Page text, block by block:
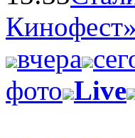
Кинофест»
вчера
фото Live